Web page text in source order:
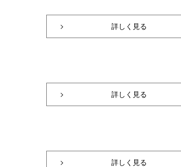
詳しく見る
詳しく見る
詳しく見る